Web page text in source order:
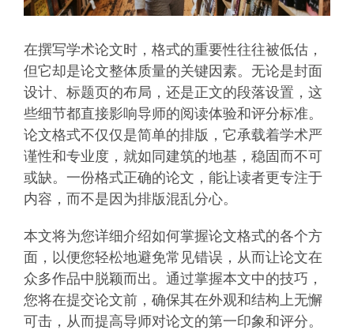
在撰写学术论文时，格式的重要性往往被低估，
但它却是论文整体质量的关键因素。无论是封面
设计、标题页的布局，还是正文的段落设置，这
些细节都直接影响导师的阅读体验和评分标准。
论文格式不仅仅是简单的排版，它承载着学术严
谨性和专业度，就如同建筑的地基，稳固而不可
或缺。一份格式正确的论文，能让读者更专注于
内容，而不是因为排版混乱分心。
本文将为您详细介绍如何掌握论文格式的各个方
面，以便您轻松地避免常见错误，从而让论文在
众多作品中脱颖而出。通过掌握本文中的技巧，
您将在提交论文前，确保其在外观和结构上无懈
可击，从而提高导师对论文的第一印象和评分。